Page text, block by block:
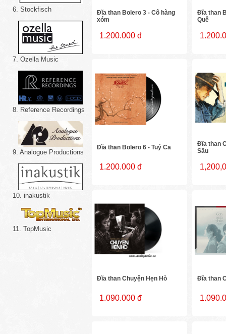
6. Stockfisch
7. Ozella Music
8. Reference Recordings
9. Analogue Productions
10. inakustik
11. TopMusic
Đĩa than Bolero 3 - Cô hàng
xóm
1.200.000 đ
Đĩa than
Quê
Đĩa than Bolero 6 - Tuý Ca
1.200.000 đ
Đĩa than
Sầu
Đĩa than Chuyện Hẹn Hò
1.090.000 đ
Đĩa than